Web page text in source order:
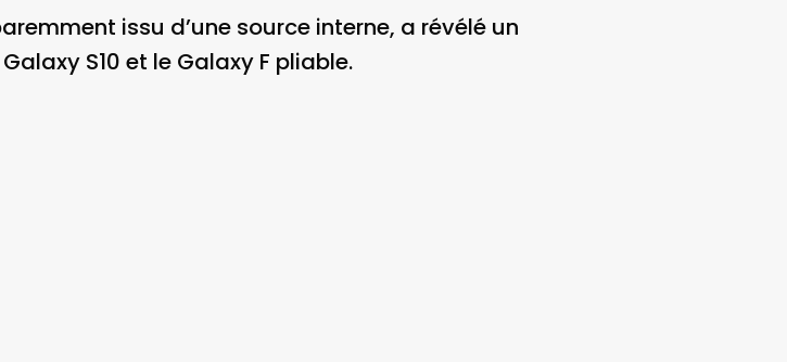
issu d’une source interne, a révélé un
S10 et le Galaxy F pliable.